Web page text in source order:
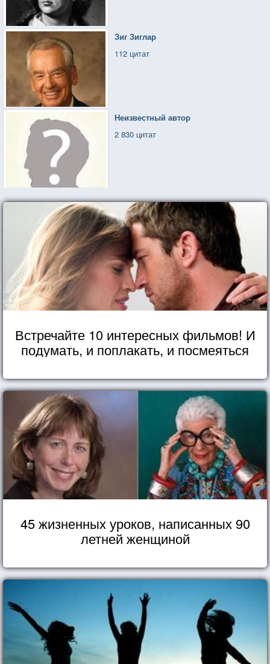
Зиг Зиглар
112 цитат
Неизвестный автор
2 830 цитат
Встречайте 10 интересных фильмов! И
подумать, и поплакать, и посмеяться
45 жизненных уроков, написанных 90
летней женщиной